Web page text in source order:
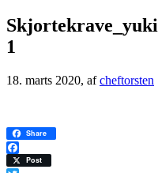
1
18. marts 2020, afcheftorsten
Share
Facebook
Post